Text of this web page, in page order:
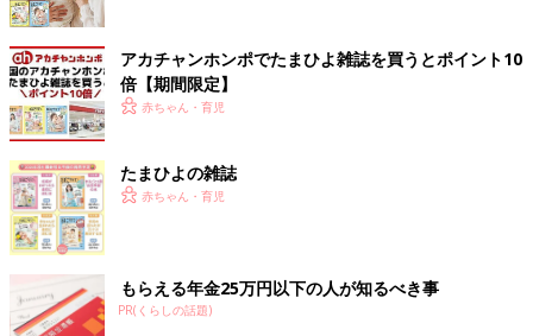
アカチャンホンポでたまひよ雑誌を買うとポイント10
倍【期間限定】
赤ちゃん・育児
たまひよの雑誌
赤ちゃん・育児
もらえる年金25万円以下の人が知るべき事
PR(くらしの話題)